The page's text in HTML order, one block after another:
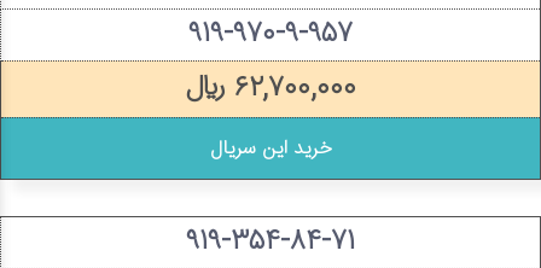
۹۱۹-۹۷۰-۹-۹۵۷
۶۲,۷۰۰,۰۰۰ ریال
خرید این سریال
۹۱۹-۳۵۴-۸۴-۷۱